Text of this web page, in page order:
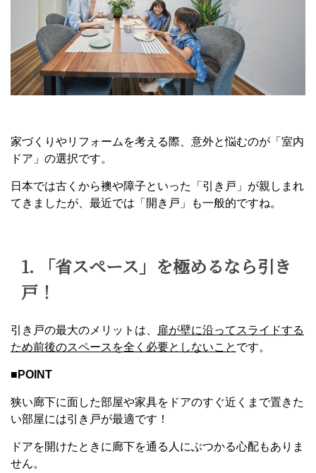
家づくりやリフォームを考える際、意外と悩むのが「室内
ドア」の選択です。
日本では古くから襖や障子といった「引き戸」が親しまれ
てきましたが、最近では「開き戸」も一般的ですね。
1. 「省スペース」を極めるなら引き
戸！
引き戸の最大のメリットは、
扉が壁に沿ってスライドする
ため前後のスペースを全く必要としないこと です。
■ POINT
狭い廊下に面した部屋や家具をドアのすぐ近くまで置きた
い部屋には引き戸が最適です！
ドアを開けたときに廊下を通る人にぶつかる心配もありま
せん。